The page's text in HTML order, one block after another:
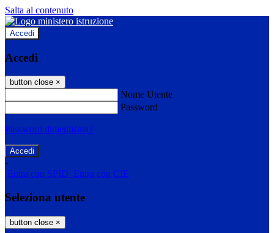
Salta al contenuto
Accedi
Accedi
button close ×
Nome Utente
Password
Password dimenticata?
-
Entra con SPID Entra con CIE
Seleziona utente
button close ×